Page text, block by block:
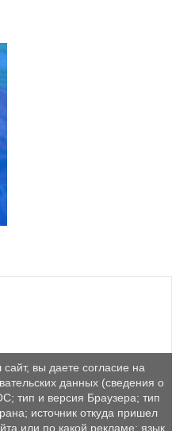
вы даете согласие на
данных (сведения о
тип и версия Браузера; тип
источник откуда пришел
или по какой рекламе; язык